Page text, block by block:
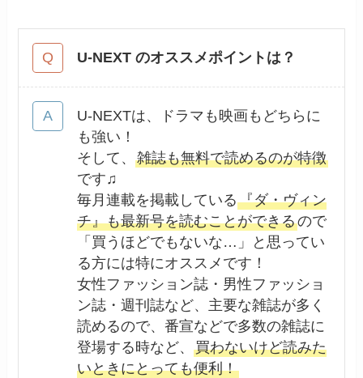
U-NEXT のオススメポイントは？
U-NEXTは、ドラマも映画もどちらに
も強い！
そして、雑誌も無料で読めるのが特徴
です♫
毎月連載を掲載している『ダ・ヴィン
チ』も最新号を読むことができるので
「買うほどでもないな…」と思ってい
る方には特にオススメです！
女性ファッション誌・男性ファッショ
ン誌・週刊誌など、主要な雑誌が多く
読めるので、番宣などで多数の雑誌に
登場する時など、買わないけど読みた
いときにとっても便利！